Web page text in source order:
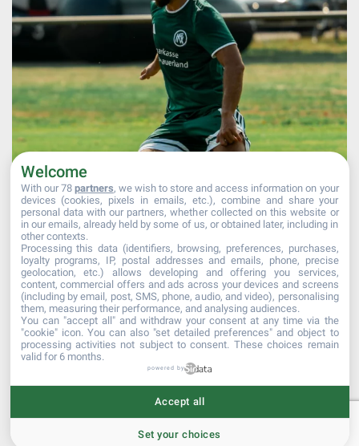
Mehr laden... Auf Instagram folgen
Welcome
With our 78 partners, we wish to store and access information on your
devices (cookies, pixels in emails, etc.), combine and share your
personal data with our partners, whether collected on this website or
in our emails, already held by some of us, or obtained later, including in
other contexts.
Processing this data (identifiers, browsing, preferences, purchases,
loyalty programs, IP, postal addresses and emails, phone, precise
geolocation, etc.) allows developing and offering you services,
content, commercial offers and ads across your devices and screens
(including by email, post, SMS, phone, audio, and video), personalising
them, measuring their performance, and analysing audiences.
You can "accept all" and withdraw your consent at any time via the
"cookie" icon. You can also "set detailed preferences" and object to
processing activities not subject to consent. These choices remain
valid for 6 months.
powered by
Set your choices
Accept all